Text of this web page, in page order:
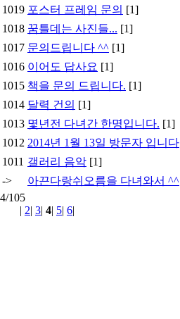
1019 포스터 프레임 문의 [1]
1018 꿈틀데는 사진들... [1]
1017 문의드립니다 ^^ [1]
1016 이어도 답사요 [1]
1015 책을 문의 드립니다. [1]
1014 달력 건의 [1]
1013 몇년전 다녀간 한명입니다. [1]
1012 2014년 1월 13일 방문자 입니다
1011 갤러리 음악 [1]
->
아끈다랑쉬오름을 다녀와서 ^^
4/105
| 2| 3| 4| 5| 6|